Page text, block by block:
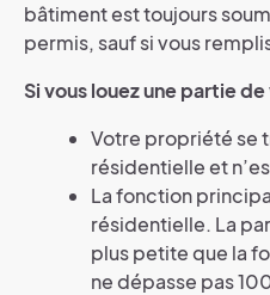
bâtiment est toujours
permis, sauf si vous
Si vous louez une partie
Votre propriété se
résidentielle et
La fonction
résidentielle. La
plus petite que la
ne dépasse pas